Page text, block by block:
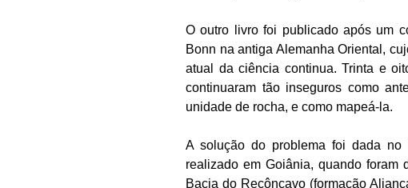
O outro livro foi publicado após um
Bonn na antiga Alemanha Oriental,
atual da ciência continua. Trinta e
continuaram tão inseguros como
unidade de rocha, e como mapeá-la.
A solução do problema foi dada no
realizado em Goiânia, quando foram
Bacia do Recôncavo (formação